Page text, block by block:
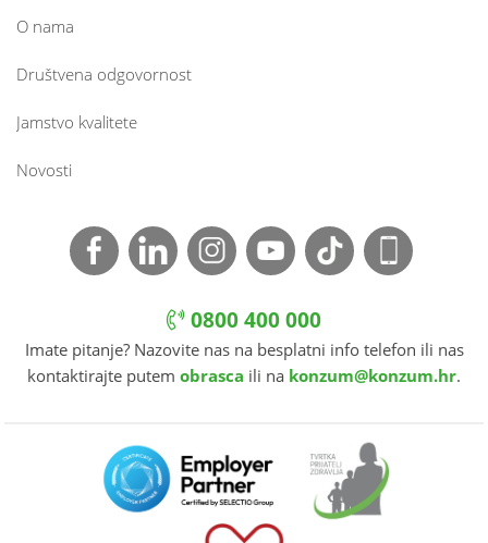
O nama
Društvena odgovornost
Jamstvo kvalitete
Novosti
0800 400 000
Imate pitanje? Nazovite nas na besplatni info telefon ili nas
kontaktirajte putem obrasca ili na konzum@konzum.hr.